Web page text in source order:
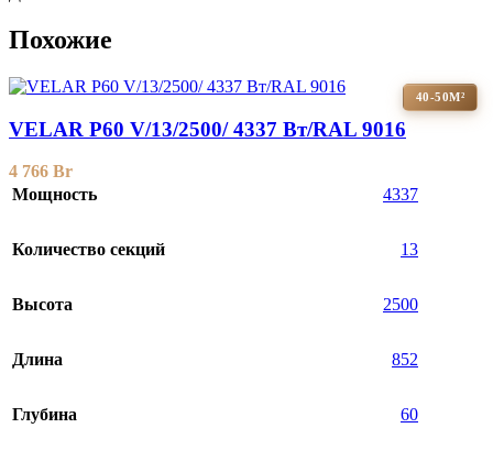
Похожие
40-50М²
VELAR P60 V/13/2500/ 4337 Bт/RAL 9016
4 766 Br
Мощность
4337
Количество секций 13
Высота 2500
Длина 852
Глубина 60